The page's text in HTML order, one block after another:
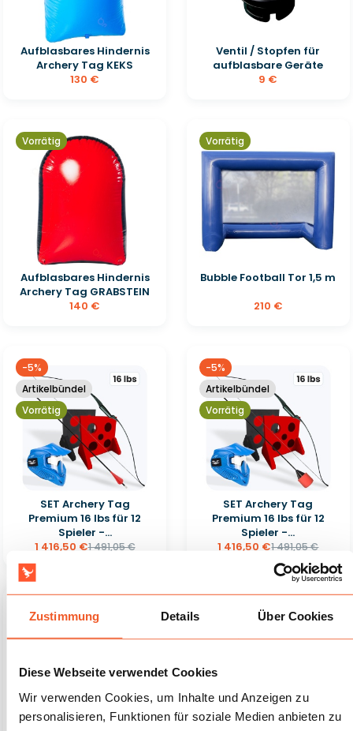
Zustimmung Details Über Cookies
Diese Webseite verwendet Cookies
Wir verwenden Cookies, um Inhalte und Anzeigen zu
personalisieren, Funktionen für soziale Medien anbieten zu
Aufblasbares Hindernis
Archery Tag KEKS
130 €
Ventil / Stopfen für
aufblasbare Geräte
9 €
Vorrätig
Aufblasbares Hindernis
Archery Tag GRABSTEIN
140 €
Vorrätig
Bubble Football Tor 1,5 m
210 €
-5%
Artikelbündel
Vorrätig
SET Archery Tag
Premium 16 lbs für 12
Spieler -...
1 416,50 €1 491,05 €
-5%
Artikelbündel
Vorrätig
SET Archery Tag
Premium 16 lbs für 12
Spieler -...
1 416,50 €1 491,05 €